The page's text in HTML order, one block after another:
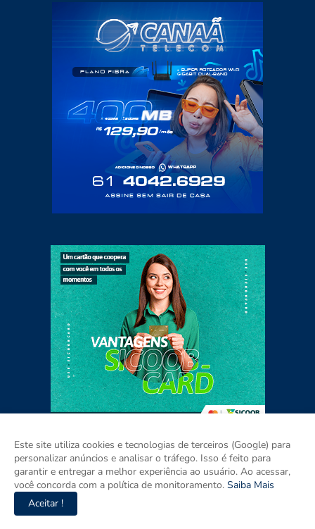
Copyright ©
Home Sobre Contato Mídia Kit
Este site utiliza cookies e tecnologias de terceiros (Google) para
personalizar anúncios e analisar o tráfego. Isso é feito para
garantir e entregar a melhor experiência ao usuário. Ao acessar,
você concorda com a política de monitoramento. Saiba Mais
Aceitar !